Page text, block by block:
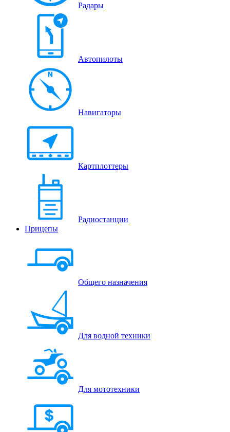
Радары
Автопилоты
Навигаторы
Картплоттеры
Радиостанции
Прицепы
Общего назначения
Для водной техники
Для мототехники